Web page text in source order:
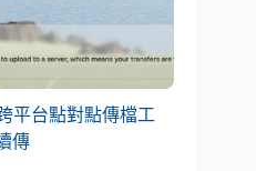
平台點對點傳檔工
傳